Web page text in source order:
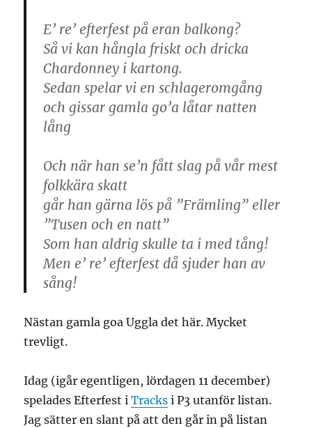
E’ re’ efterfest på eran balkong?
Så vi kan hångla friskt och dricka
Chardonney i kartong.
Sedan spelar vi en schlageromgång
och gissar gamla go’a låtar natten
lång
Och när han se’n fått slag på vår mest
folkkära skatt
går han gärna lös på ”Främling” eller
”Tusen och en natt”
Som han aldrig skulle ta i med tång!
Men e’ re’ efterfest då sjuder han av
sång!
Nästan gamla goa Uggla det här. Mycket
trevligt.
Idag (igår egentligen, lördagen 11 december)
spelades Efterfest iTracks i P3 utanför listan.
Jag sätter en slant på att den går in på listan